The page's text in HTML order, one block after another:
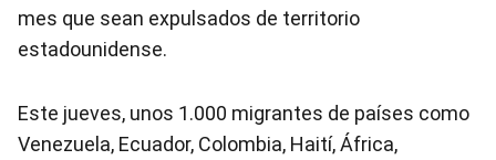
mes que sean expulsados de territorio
estadounidense.
Este jueves, unos 1.000 migrantes de países como
Venezuela, Ecuador, Colombia, Haití, África,